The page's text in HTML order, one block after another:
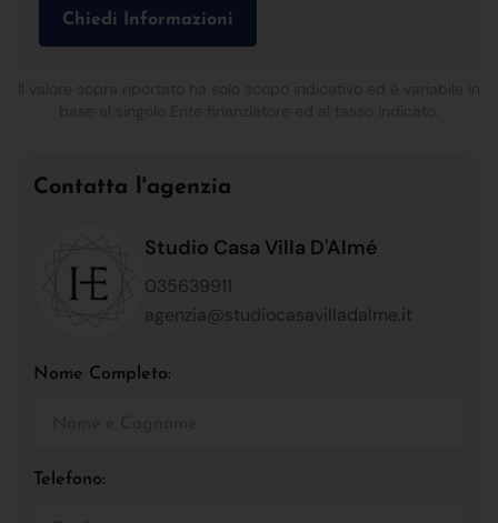
Chiedi Informazioni
Contatta l'agenzia
Studio Casa Villa D'Almé
035639911
agenzia@studiocasavilladalme.it
Nome Completo:
Telefono: